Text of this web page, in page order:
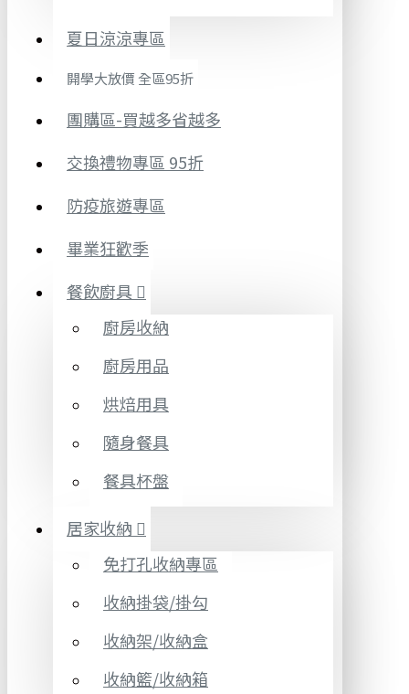
夏日涼涼專區
開學大放價 全區95折
團購區-買越多省越多
交換禮物專區 95折
防疫旅遊專區
畢業狂歡季
餐飲廚具
廚房收納
廚房用品
烘焙用具
隨身餐具
餐具杯盤
居家收納
免打孔收納專區
收納掛袋/掛勾
收納架/收納盒
收納籃/收納箱